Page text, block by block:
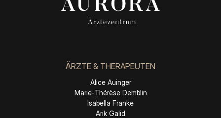
ÄRZTE & THERAPEUTEN
Alice Auinger
Marie-Thérèse Demblin
Isabella Franke
Arik Galid